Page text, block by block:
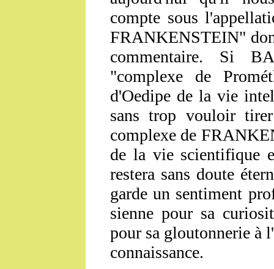
compte sous
FRANKENSTEIN"
commentaire. Si
"complexe de
d'Oedipe de la vie
sans trop vouloir
complexe de
de la vie scientifique
restera sans doute
garde un sentiment
sienne pour sa
pour sa gloutonnerie à
connaissance.